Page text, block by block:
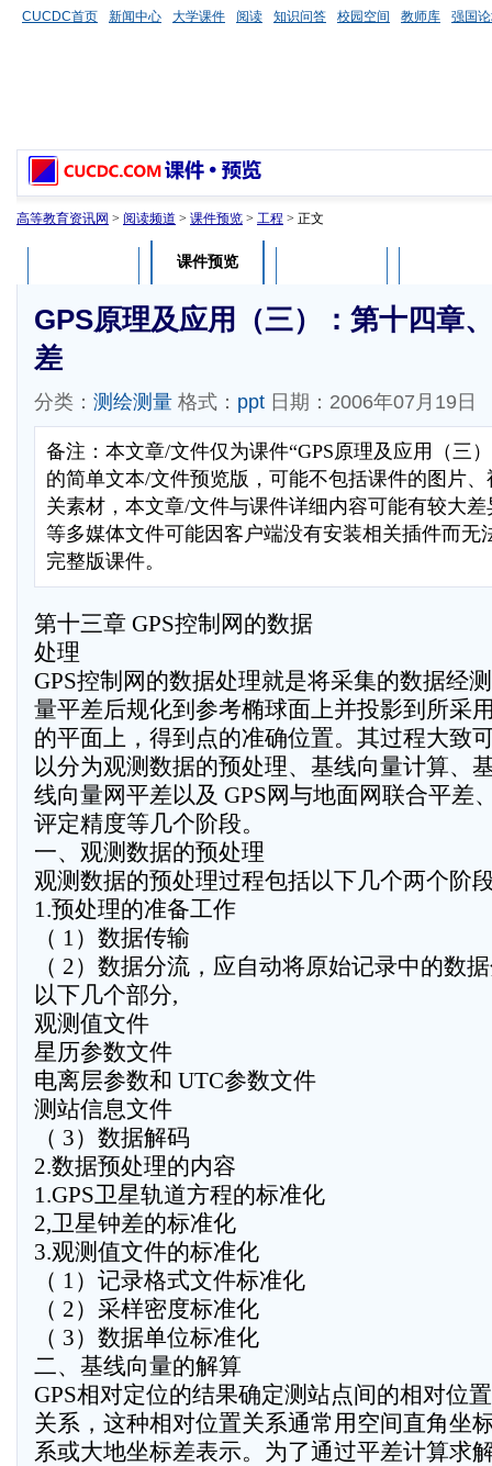
CUCDC首页 新闻中心 大学课件 阅读 知识问答 校园空间 教师库 强国
高等教育资讯网 > 阅读频道 > 课件预览 > 工程 > 正文
课件预览
GPS原理及应用（三）：第十四章
差
分类： 测绘测量 格式： ppt 日期：2006年07月19日
备注：本文章/文件仅为课件“GPS原理及应用（三
的简单文本/文件预览版，可能不包括课件的图片
关素材，本文章/文件与课件详细内容可能有较大
等多媒体文件可能因客户端没有安装相关插件而无
完整版课件。
第十三章 GPS控制网的数据
处理
GPS控制网的数据处理就是将采集的数据经测
量平差后规化到参考椭球面上并投影到所采
的平面上，得到点的准确位置。其过程大致
以分为观测数据的预处理、基线向量计算、
线向量网平差以及 GPS网与地面网联合平差
评定精度等几个阶段。
一、观测数据的预处理
观测数据的预处理过程包括以下几个两个阶
1.预处理的准备工作
（ 1）数据传输
（ 2）数据分流，应自动将原始记录中的数
以下几个部分,
观测值文件
星历参数文件
电离层参数和 UTC参数文件
测站信息文件
（ 3）数据解码
2.数据预处理的内容
1.GPS卫星轨道方程的标准化
2,卫星钟差的标准化
3.观测值文件的标准化
（ 1）记录格式文件标准化
（ 2）采样密度标准化
（ 3）数据单位标准化
二、基线向量的解算
GPS相对定位的结果确定测站点间的相对位置
关系，这种相对位置关系通常用空间直角坐
系或大地坐标差表示。为了通过平差计算求